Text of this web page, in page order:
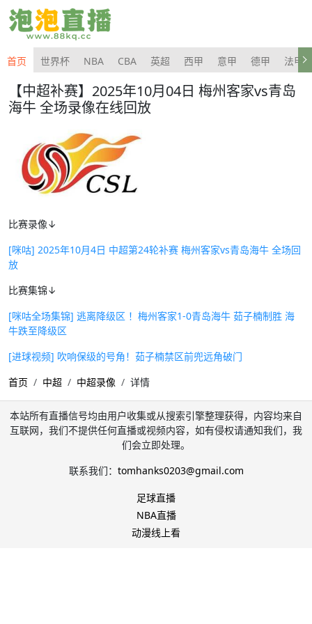
首页 世界杯 NBA CBA 英超 西甲 意甲 德甲 法甲
【中超补赛】2025年10月04日 梅州客家vs青岛
海牛 全场录像在线回放
比赛录像↓
[咪咕] 2025年10月4日 中超第24轮补赛 梅州客家vs青岛海牛 全场回
放
比赛集锦↓
[咪咕全场集锦] 逃离降级区 ！梅州客家1-0青岛海牛 茹子楠制胜 海
牛跌至降级区
[进球视频] 吹响保级的号角！茹子楠禁区前兜远角破门
首页
中超 中超录像 详情
本站所有直播信号均由用户收集或从搜索引擎整理获得，内容均来自
互联网，我们不提供任何直播或视频内容，如有侵权请通知我们，我
们会立即处理。
联系我们： tomhanks0203@gmail.com
足球直播
NBA直播
动漫线上看